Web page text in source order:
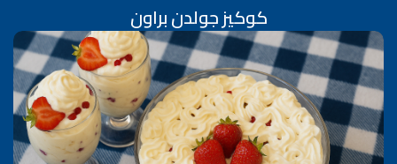
كوكيز جولدن براون